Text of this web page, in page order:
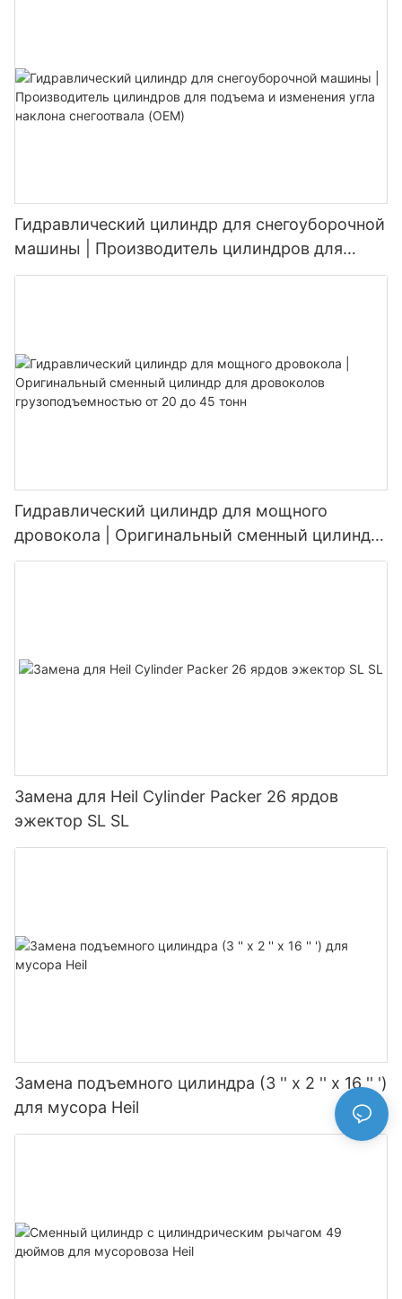
Гидравлический цилиндр для снегоуборочной
машины | Производитель цилиндров для
подъема и изменения угла наклона
Гидравлический цилиндр для мощного
дровокола | Оригинальный сменный цилиндр
для дровоколов грузоподъемностью от 20 до
Замена для Heil Cylinder Packer 26 ярдов
эжектор SL SL
Замена подъемного цилиндра (3 '' x 2 '' x 16 '' ')
для мусора Heil